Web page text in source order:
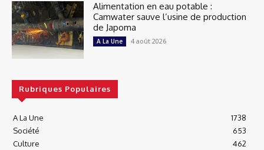
Alimentation en eau potable :
Camwater sauve l’usine de production
de Japoma
A La Une 4 août 2026
Rubriques Populaires
A La Une
1738
Société
653
Culture
462